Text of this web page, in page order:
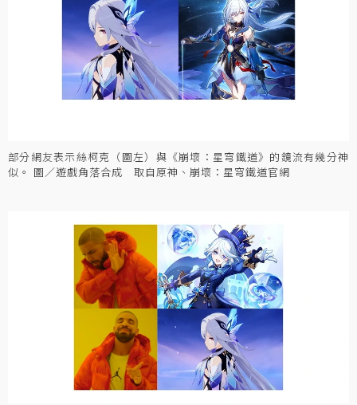
部分網友表示絲柯克（圖左）與《崩壞：星穹鐵道》的鏡流有幾分神
似。 圖／遊戲角落合成 取自原神、崩壞：星穹鐵道官網